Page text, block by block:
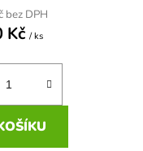
bez DPH
Kč/ ks